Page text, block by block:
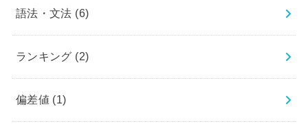
語法・文法 (6)
ランキング (2)
偏差値 (1)